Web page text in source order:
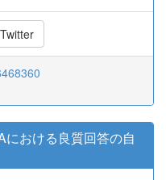
Twitter
における良質回答の自